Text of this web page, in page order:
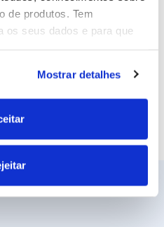
de produtos. Tem
os seus dados e para que
de:
sobre a sua localização
ter uma precisão de
específicas (impressão
preferências na
Mostrar detalhes